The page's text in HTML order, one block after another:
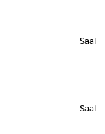
Saal
Saal